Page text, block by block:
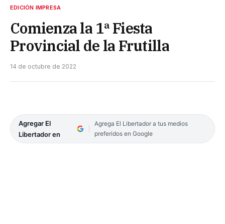
EDICIÓN IMPRESA
Comienza la 1ª Fiesta
Provincial de la Frutilla
14 de octubre de 2022
Agregar El
Libertador en
Agrega El Libertador a tus medios
preferidos en Google